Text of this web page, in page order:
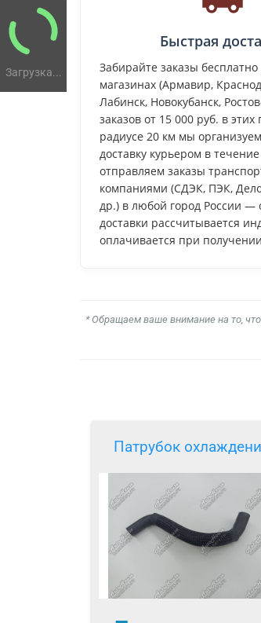
Загрузка...
Быстрая
Забирайте заказы
магазинах (Армавир,
Лабинск, Новокубанск,
заказов от 15 000 руб. в этих
радиусе 20 км мы
доставку курьером в
отправляем заказы
компаниями (СДЭК, ПЭК,
др.) в любой город России —
доставки рассчитывается
оплачивается при
* Обращаем ваше внимание на то,
Патрубок